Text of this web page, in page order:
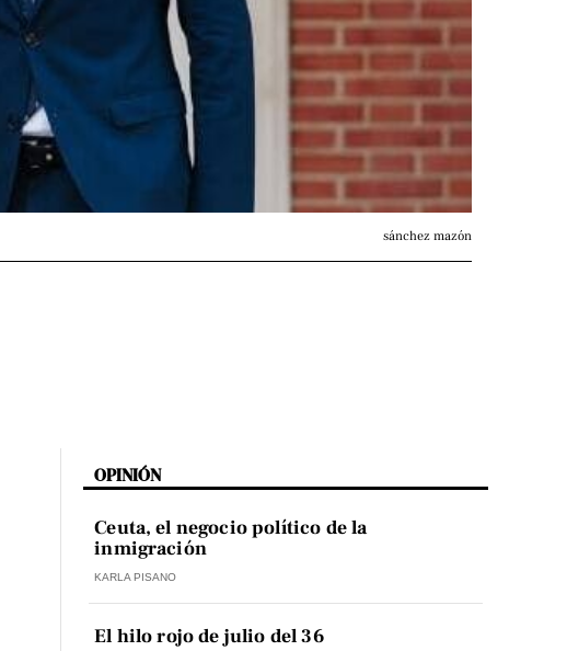
sánchez mazón
OPINIÓN
Ceuta, el negocio político de la
inmigración
KARLA PISANO
El hilo rojo de julio del 36